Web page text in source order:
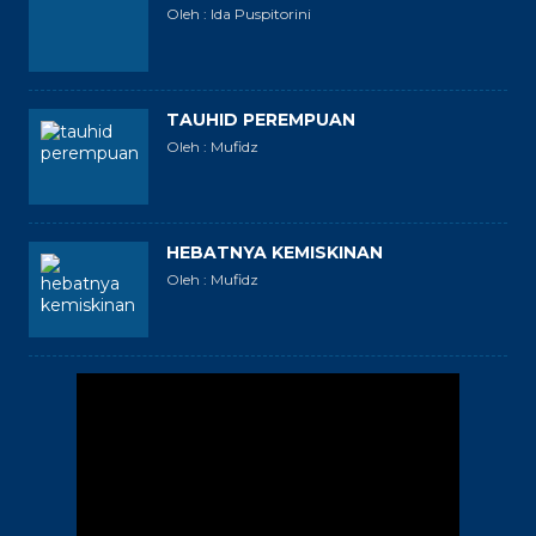
Oleh : Ida Puspitorini
TAUHID PEREMPUAN
Oleh : Mufidz
HEBATNYA KEMISKINAN
Oleh : Mufidz